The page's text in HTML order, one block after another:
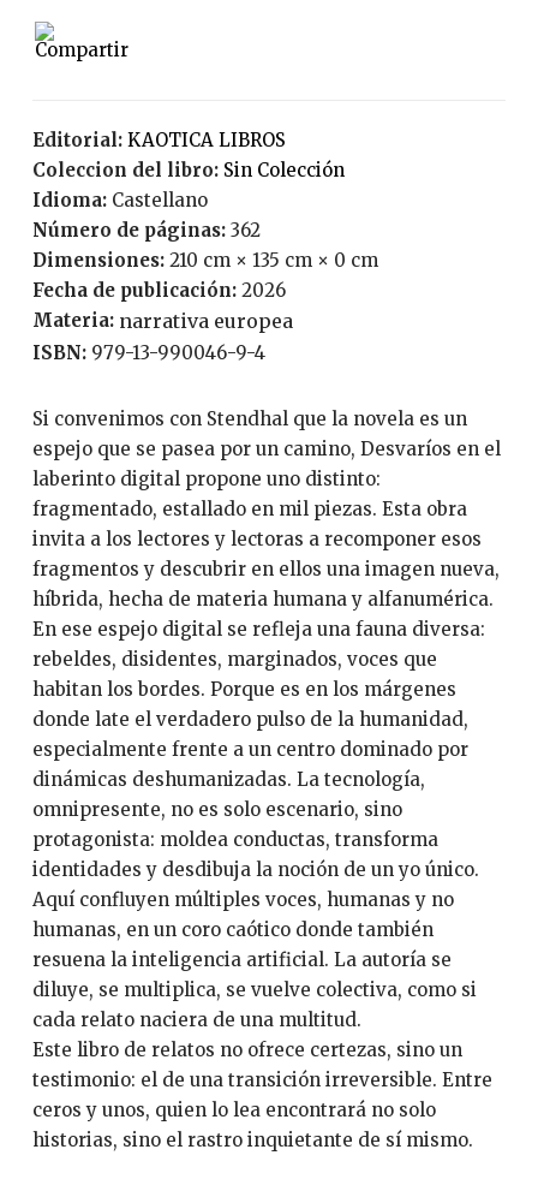
Editorial:
KAOTICA LIBROS
Coleccion del libro:
Sin Colección
Idioma:
Castellano
Número de páginas:
362
Dimensiones: 210 cm × 135 cm × 0 cm
Fecha de publicación:
2026
Materia: narrativa europea
ISBN: 979-13-990046-9-4
Si convenimos con Stendhal que la novela es un
espejo que se pasea por un camino, Desvaríos en el
laberinto digital propone uno distinto:
fragmentado, estallado en mil piezas. Esta obra
invita a los lectores y lectoras a recomponer esos
fragmentos y descubrir en ellos una imagen nueva,
híbrida, hecha de materia humana y alfanumérica.
En ese espejo digital se refleja una fauna diversa:
rebeldes, disidentes, marginados, voces que
habitan los bordes. Porque es en los márgenes
donde late el verdadero pulso de la humanidad,
especialmente frente a un centro dominado por
dinámicas deshumanizadas. La tecnología,
omnipresente, no es solo escenario, sino
protagonista: moldea conductas, transforma
identidades y desdibuja la noción de un yo único.
Aquí confluyen múltiples voces, humanas y no
humanas, en un coro caótico donde también
resuena la inteligencia artificial. La autoría se
diluye, se multiplica, se vuelve colectiva, como si
cada relato naciera de una multitud.
Este libro de relatos no ofrece certezas, sino un
testimonio: el de una transición irreversible. Entre
ceros y unos, quien lo lea encontrará no solo
historias, sino el rastro inquietante de sí mismo.